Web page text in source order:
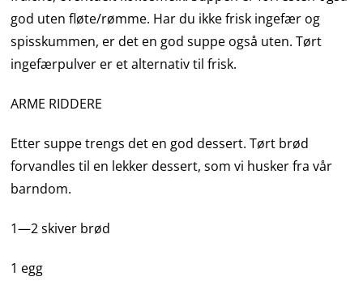
god uten fløte/rømme. Har du ikke frisk ingefær og
spisskummen, er det en god suppe også uten. Tørt
ingefærpulver er et alternativ til frisk.
ARME RIDDERE
Etter suppe trengs det en god dessert. Tørt brød
forvandles til en lekker dessert, som vi husker fra vår
barndom.
1—2 skiver brød
1 egg